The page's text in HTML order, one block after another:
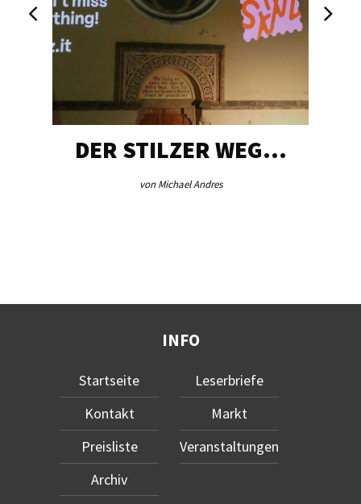
DER STILZER WEG…
von Michael Andres
INFO
Startseite
Kontakt
Preisliste
Archiv
Leserbriefe
Markt
Veranstaltungen